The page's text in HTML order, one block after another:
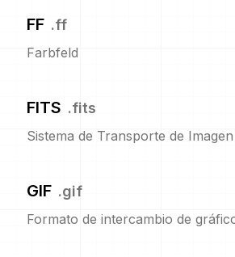
FF .ff
Farbfeld
FITS .fits
Sistema de Transporte de
GIF .gif
Formato de intercambio de